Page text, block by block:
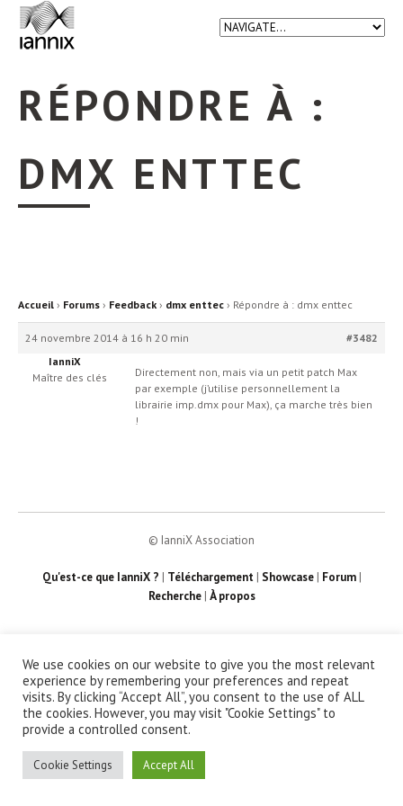
RÉPONDRE À :
DMX ENTTEC
Accueil › Forums › Feedback › dmx enttec › Répondre à : dmx enttec
24 novembre 2014 à 16 h 20 min
#3482
IanniX
Maître des clés
Directement non, mais via un petit patch Max
par exemple (j’utilise personnellement la
librairie imp.dmx pour Max), ça marche très bien
!
© IanniX Association
Qu'est-ce que IanniX ? | Téléchargement| Showcase| Forum|
Recherche| À propos
We use cookies on our website to give you the most relevant
experience by remembering your preferences and repeat
visits. By clicking “Accept All”, you consent to the use of ALL
the cookies. However, you may visit "Cookie Settings" to
provide a controlled consent.
Cookie Settings Accept All